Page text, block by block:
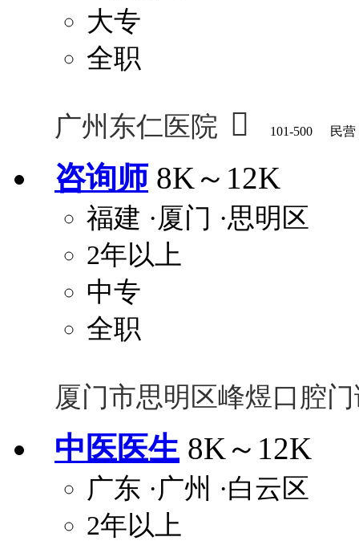
大专
全职
广州东仁医院  101-500 民营
咨询师 8K～12K
福建 ·厦门 ·思明区
2年以上
中专
全职
厦门市思明区峰煜口腔
中医医生 8K～12K
广东 ·广州 ·白云区
2年以上